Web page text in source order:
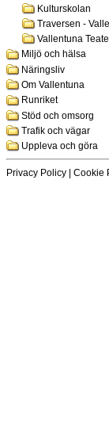
Kulturskolan
Traversen -
Vallentuna
Miljö och hälsa
Näringsliv
Om Vallentuna
Runriket
Stöd och omsorg
Trafik och vägar
Uppleva och göra
Privacy Policy | Cookie